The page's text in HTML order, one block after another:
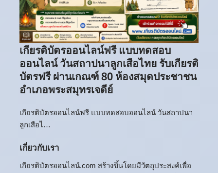
เกียรติบัตรออนไลน์ฟรี แบบทดสอบ
ออนไลน์ วันสถาปนาลูกเสือไทย รับเกียรติ
บัตรฟรี ผ่านเกณฑ์ 80 ห้องสมุดประชาชน
อำเภอพระสมุทรเจดีย์
เกียรติบัตรออนไลน์ฟรี แบบทดสอบออนไลน์ วันสถาปนา
ลูกเสือไ…
เกี่ยวกับเรา
เกียรติบัตรออนไลน์.com สร้างขึ้นโดยมีวัตถุประสงค์เพื่อ